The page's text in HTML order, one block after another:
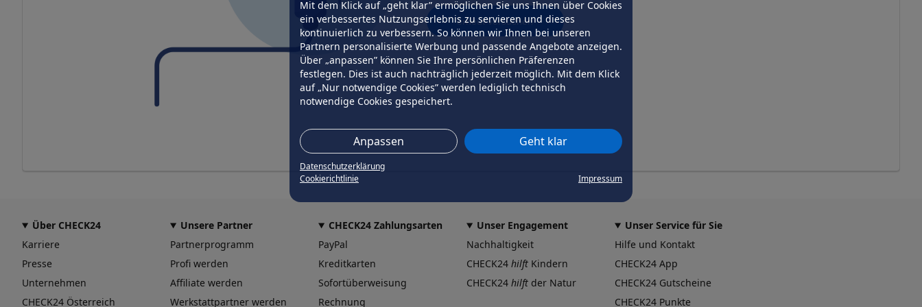
Mit dem Klick auf „geht klar” ermöglichen Sie uns Ihnen über Cookies
ein verbessertes Nutzungserlebnis zu servieren und dieses
kontinuierlich zu verbessern. So können wir Ihnen bei unseren
Partnern personalisierte Werbung und passende Angebote anzeigen.
Über „anpassen” können Sie Ihre persönlichen Präferenzen
festlegen. Dies ist auch nachträglich jederzeit möglich. Mit dem Klick
auf „Nur notwendige Cookies” werden lediglich technisch
notwendige Cookies gespeichert.
Anpassen Geht klar
Datenschutzerklärung
Cookierichtlinie
Impressum
erneut versuchen
Über CHECK24
Karriere
Presse
Unternehmen
CHECK24 Österreich
Unsere Partner
Partnerprogramm
Profi werden
Affiliate werden
Werkstattpartner werden
CHECK24 Zahlungsarten
PayPal
Kreditkarten
Sofortüberweisung
Rechnung
Unser Engagement
Nachhaltigkeit
CHECK24 hilft Kindern
CHECK24 hilft der Natur
Unser Service für Sie
Hilfe und Kontakt
CHECK24 App
CHECK24 Gutscheine
CHECK24 Punkte